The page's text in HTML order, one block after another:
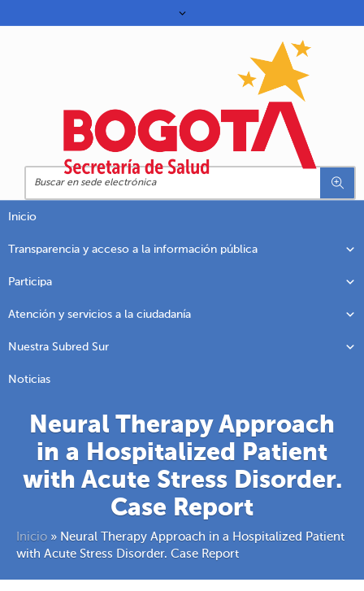
Inicio
Transparencia y acceso a la información pública
Participa
Atención y servicios a la ciudadanía
Nuestra Subred Sur
Noticias
Neural Therapy Approach
in a Hospitalized Patient
with Acute Stress Disorder.
Case Report
Inicio » Neural Therapy Approach in a Hospitalized Patient
with Acute Stress Disorder. Case Report